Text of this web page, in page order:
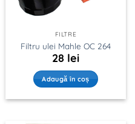
FILTRE
Filtru ulei Mahle OC 264
28 lei
Adaugă în coș